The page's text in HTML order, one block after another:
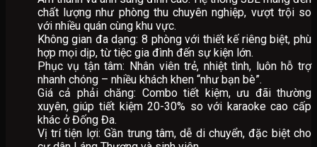
chất lượng như phòng thu chuyên nghiệp, vượt trội so
với nhiều quán cùng khu vực.
Không gian đa dạng: 8 phòng với thiết kế riêng biệt, phù
hợp mọi dịp, từ tiệc gia đình đến sự kiện lớn.
Phục vụ tận tâm: Nhân viên trẻ, nhiệt tình, luôn hỗ trợ
nhanh chóng – nhiều khách khen “như bạn bè”.
Giá cả phải chăng: Combo tiết kiệm, ưu đãi thường
xuyên, giúp tiết kiệm 20-30% so với karaoke cao cấp
khác ở Đống Đa.
Vị trí tiện lợi: Gần trung tâm, dễ di chuyển, đặc biệt cho